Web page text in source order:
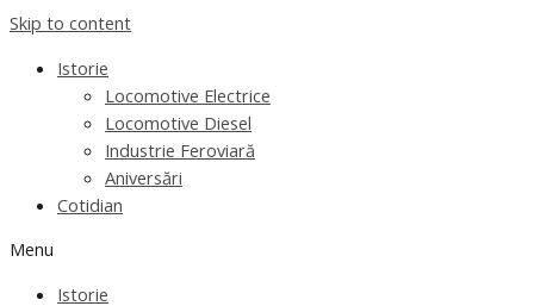
Skip to content
Istorie
Locomotive Electrice
Locomotive Diesel
Industrie Feroviară
Aniversări
Cotidian
Menu
Istorie